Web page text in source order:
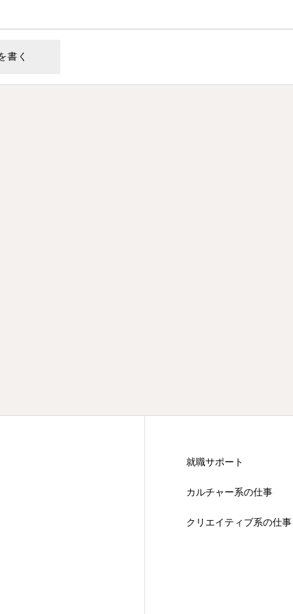
就職サポート
カルチャー系の仕事
クリエイティブ系の仕事